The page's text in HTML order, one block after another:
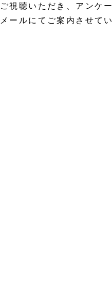
視聴いただき、アンケー
ールにてご案内させてい